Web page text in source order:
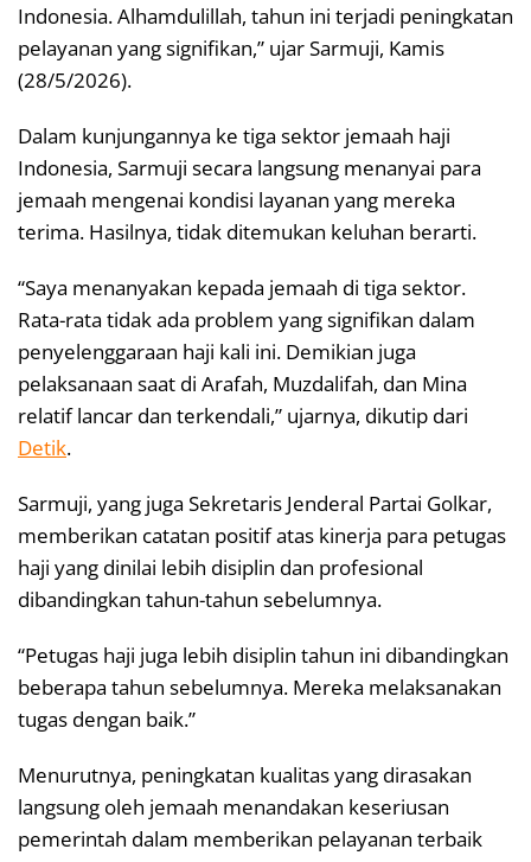
Indonesia. Alhamdulillah, tahun ini terjadi peningkatan
pelayanan yang signifikan,” ujar Sarmuji, Kamis
(28/5/2026).
Dalam kunjungannya ke tiga sektor jemaah haji
Indonesia, Sarmuji secara langsung menanyai para
jemaah mengenai kondisi layanan yang mereka
terima. Hasilnya, tidak ditemukan keluhan berarti.
“Saya menanyakan kepada jemaah di tiga sektor.
Rata-rata tidak ada problem yang signifikan dalam
penyelenggaraan haji kali ini. Demikian juga
pelaksanaan saat di Arafah, Muzdalifah, dan Mina
relatif lancar dan terkendali,” ujarnya, dikutip dari
Detik.
Sarmuji, yang juga Sekretaris Jenderal Partai Golkar,
memberikan catatan positif atas kinerja para petugas
haji yang dinilai lebih disiplin dan profesional
dibandingkan tahun-tahun sebelumnya.
“Petugas haji juga lebih disiplin tahun ini dibandingkan
beberapa tahun sebelumnya. Mereka melaksanakan
tugas dengan baik.”
Menurutnya, peningkatan kualitas yang dirasakan
langsung oleh jemaah menandakan keseriusan
pemerintah dalam memberikan pelayanan terbaik